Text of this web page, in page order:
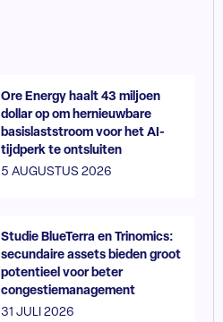
Ore Energy haalt 43 miljoen
dollar op om hernieuwbare
basislaststroom voor het AI-
tijdperk te ontsluiten
5 AUGUSTUS 2026
Studie BlueTerra en Trinomics:
secundaire assets bieden groot
potentieel voor beter
congestiemanagement
31 JULI 2026